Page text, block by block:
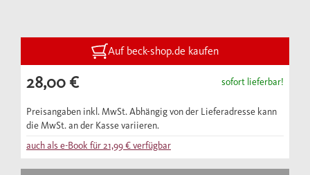
Wikingerinnen, die nicht nur als Ehefrauen,
Mütter und Witwen, sondern auch als
Dichterinnen, Mäzenatinnen und
Herscherinnen bezeugt sind.
Die isländischen Sagas sind Geschichten von
Krieg und Kampf, Treueschwüren und Verrat,
Auf beck-shop.de kaufen
28,00 € sofort lieferbar!
Preisangaben inkl. MwSt. Abhängig von der Lieferadresse kann
die MwSt. an der Kasse variieren.
auch als e-Book für21,99 €verfügbar